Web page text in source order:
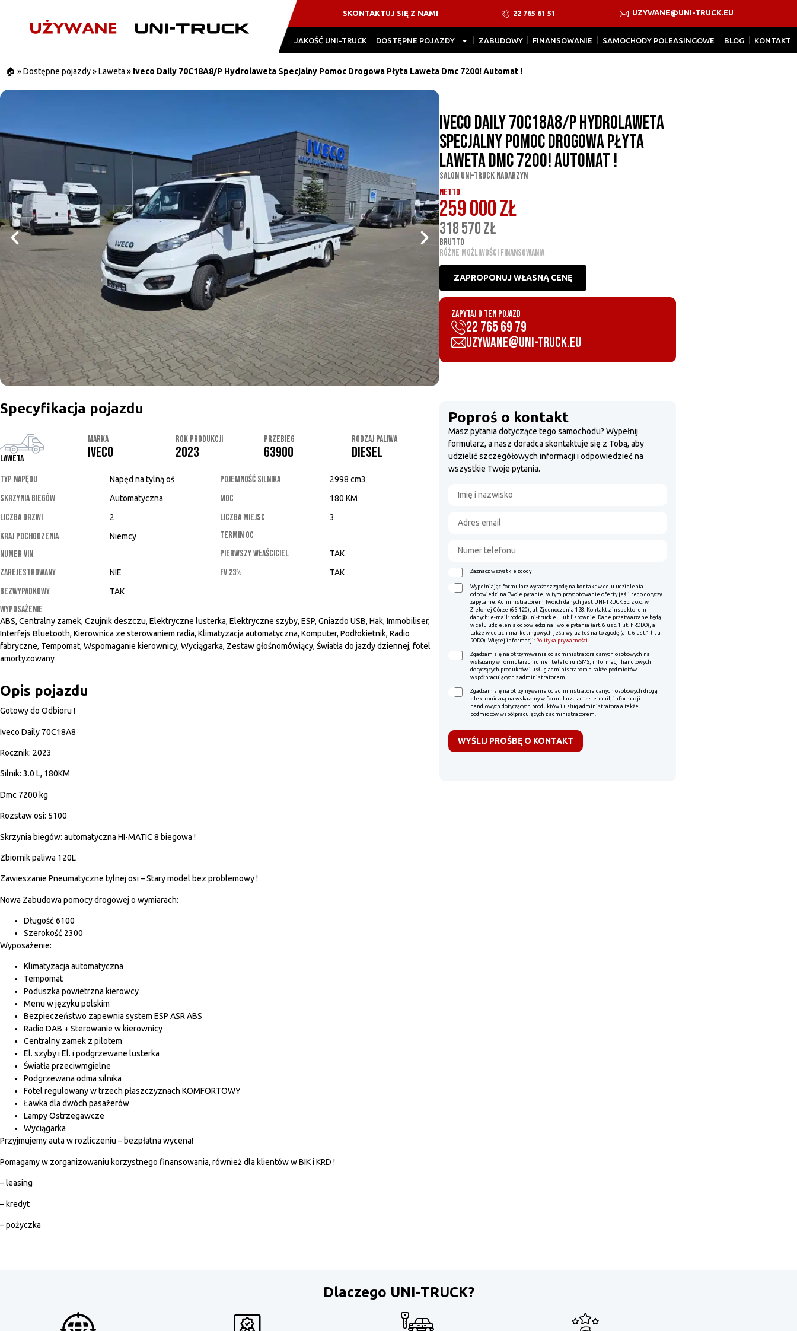
SKONTAKTUJ SIĘ Z NAMI 22 765 61 51 UZYWANE@UNI-TRUCK.EU
JAKOŚĆ UNI-TRUCK DOSTĘPNE POJAZDY ZABUDOWY FINANSOWANIE SAMOCHODY POLEASINGOWE BLOG KONTAKT
🏠 »Dostępne pojazdy»Laweta » Iveco Daily 70C18A8/P Hydrolaweta Specjalny Pomoc Drogowa Płyta Laweta Dmc 7200! Automat !
Iveco Daily 70C18A8/P Hydrolaweta
Specjalny Pomoc Drogowa Płyta
Laweta Dmc 7200! Automat !
Salon UNI-TRUCK Nadarzyn
NETTO
259 000 ZŁ
318 570 ZŁ
BRUTTO
RÓŻNE MOŻLIWOŚCI FINANSOWANIA
ZAPROPONUJ WŁASNĄ CENĘ
ZAPYTAJ O TEN POJAZD
22 765 69 79
uzywane@uni-truck.eu
Specyfikacja pojazdu
Laweta
MARKA
IVECO
ROK PRODUKCJI
2023
PRZEBIEG
63900
RODZAJ PALIWA
Diesel
TYP NAPĘDU Napęd na tylną oś
SKRZYNIA BIEGÓW Automatyczna
LICZBA DRZWI 2
KRAJ POCHODZENIA Niemcy
NUMER VIN
ZAREJESTROWANY
NIE
BEZWYPADKOWY TAK
POJEMNOŚĆ SILNIKA 2998 cm3
MOC 180 KM
LICZBA MIEJSC 3
TERMIN OC
PIERWSZY WŁAŚCICIEL
TAK
FV 23% TAK
WYPOSAŻENIE
ABS, Centralny zamek, Czujnik deszczu, Elektryczne lusterka, Elektryczne szyby, ESP, Gniazdo USB, Hak, Immobiliser,
Interfejs Bluetooth, Kierownica ze sterowaniem radia, Klimatyzacja automatyczna, Komputer, Podłokietnik, Radio
fabryczne, Tempomat, Wspomaganie kierownicy, Wyciągarka, Zestaw głośnomówiący, Światła do jazdy dziennej, fotel
amortyzowany
Opis pojazdu
Gotowy do Odbioru !
Iveco Daily 70C18A8
Rocznik: 2023
Silnik: 3.0 L, 180KM
Dmc 7200 kg
Rozstaw osi: 5100
Skrzynia biegów: automatyczna HI-MATIC 8 biegowa !
Zbiornik paliwa 120L
Zawieszanie Pneumatyczne tylnej osi – Stary model bez problemowy !
Nowa Zabudowa pomocy drogowej o wymiarach:
Długość 6100
Szerokość 2300
Wyposażenie:
Klimatyzacja automatyczna
Tempomat
Poduszka powietrzna kierowcy
Menu w języku polskim
Bezpieczeństwo zapewnia system ESP ASR ABS
Radio DAB + Sterowanie w kierownicy
Centralny zamek z pilotem
El. szyby i El. i podgrzewane lusterka
Światła przeciwmgielne
Podgrzewana odma silnika
Fotel regulowany w trzech płaszczyznach KOMFORTOWY
Ławka dla dwóch pasażerów
Lampy Ostrzegawcze
Wyciągarka
Przyjmujemy auta w rozliczeniu – bezpłatna wycena!
Pomagamy w zorganizowaniu korzystnego finansowania, również dla klientów w BIK i KRD !
– leasing
– kredyt
– pożyczka
Poproś o kontakt
Masz pytania dotyczące tego samochodu? Wypełnij
formularz, a nasz doradca skontaktuje się z Tobą, aby
udzielić szczegółowych informacji i odpowiedzieć na
wszystkie Twoje pytania.
Zaznacz wszystkie zgody
Wypełniając formularz wyrażasz zgodę na kontakt w celu udzielenia
odpowiedzi na Twoje pytanie, w tym przygotowanie oferty jeśli tego dotyczy
zapytanie. Administratorem Twoich danych jest UNI-TRUCK Sp. z o.o. w
Zielonej Górze (65-120), al. Zjednoczenia 128. Kontakt z inspektorem
danych: e-mail: rodo@uni-truck.eu lub listownie. Dane przetwarzane będą
w celu udzielenia odpowiedzi na Twoje pytania (art. 6 ust. 1 lit. f RODO), a
także w celach marketingowych jeśli wyraziłeś na to zgodę (art. 6 ust.1 lit a
RODO). Więcej informacji: Polityka prywatności
Zgadzam się na otrzymywanie od administratora danych osobowych na
wskazany w formularzu numer telefonu i SMS, informacji handlowych
dotyczących produktów i usług administratora a także podmiotów
współpracujących z administratorem.
Zgadzam się na otrzymywanie od administratora danych osobowych drogą
elektroniczną na wskazany w formularzu adres e-mail, informacji
handlowych dotyczących produktów i usług administratora a także
podmiotów współpracujących z administratorem.
WYŚLIJ PROŚBĘ O KONTAKT
Dlaczego UNI-TRUCK?